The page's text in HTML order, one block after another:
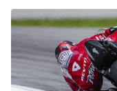
Zurano Conches,
Politècnica de
de Nochebuena y
nutricionales.